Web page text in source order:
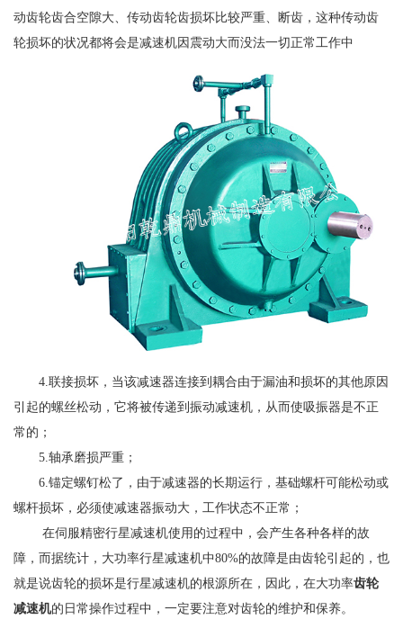
动齿轮齿合空隙大、传动齿轮齿损坏比较严重、断齿，这种传动齿
轮损坏的状况都将会是减速机因震动大而没法一切正常工作中
4.联接损坏，当该减速器连接到耦合由于漏油和损坏的其他原因
引起的螺丝松动，它将被传递到振动减速机，从而使吸振器是不正
常的；
5.轴承磨损严重；
6.锚定螺钉松了，由于减速器的长期运行，基础螺杆可能松动或
螺杆损坏，必须使减速器振动大，工作状态不正常；
在伺服精密行星减速机使用的过程中，会产生各种各样的故
障，而据统计，大功率行星减速机中80%的故障是由齿轮引起的，也
就是说齿轮的损坏是行星减速机的根源所在，因此，在大功率齿轮
减速机的日常操作过程中，一定要注意对齿轮的维护和保养。